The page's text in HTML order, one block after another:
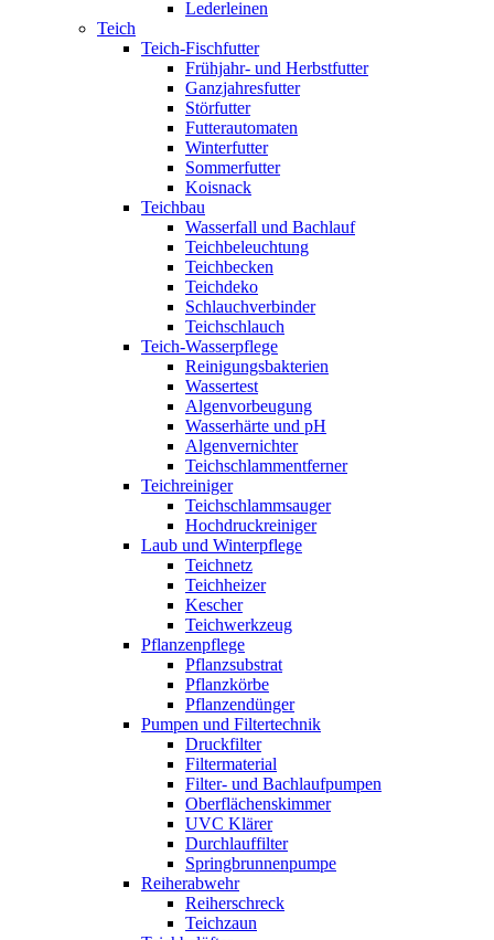
Lederleinen
Teich
Teich-Fischfutter
Frühjahr- und Herbstfutter
Ganzjahresfutter
Störfutter
Futterautomaten
Winterfutter
Sommerfutter
Koisnack
Teichbau
Wasserfall und Bachlauf
Teichbeleuchtung
Teichbecken
Teichdeko
Schlauchverbinder
Teichschlauch
Teich-Wasserpflege
Reinigungsbakterien
Wassertest
Algenvorbeugung
Wasserhärte und pH
Algenvernichter
Teichschlammentferner
Teichreiniger
Teichschlammsauger
Hochdruckreiniger
Laub und Winterpflege
Teichnetz
Teichheizer
Kescher
Teichwerkzeug
Pflanzenpflege
Pflanzsubstrat
Pflanzkörbe
Pflanzendünger
Pumpen und Filtertechnik
Druckfilter
Filtermaterial
Filter- und Bachlaufpumpen
Oberflächenskimmer
UVC Klärer
Durchlauffilter
Springbrunnenpumpe
Reiherabwehr
Reiherschreck
Teichzaun